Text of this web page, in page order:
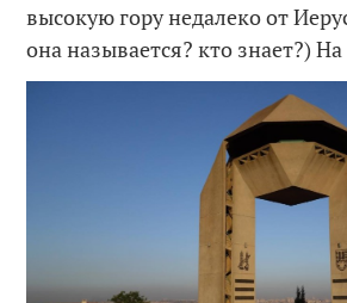
высокую гору недалеко от
она называется? кто знает?)